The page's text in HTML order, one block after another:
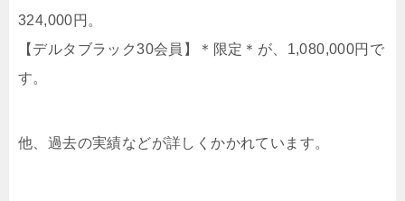
324,000円。
【デルタブラック30会員】＊限定＊が、1,080,000円で
す。
他、過去の実績などが詳しくかかれています。